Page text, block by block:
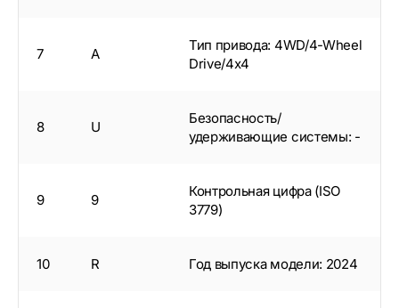
7 A
Тип привода: 4WD/4-Wheel
Drive/4x4
8 U
Безопасность/
удерживающие системы: -
9 9
Контрольная цифра (ISO
3779)
10 R Год выпуска модели: 2024